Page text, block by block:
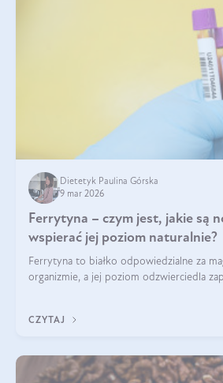
Dietetyk Paulina Górska
9 mar 2026
Ferrytyna – czym jest, jakie są
wspierać jej poziom naturalnie?
Ferrytyna to białko odpowiedzialne za
organizmie, a jej poziom odzwierciedla
funkcjonowanie (
CZYTAJ